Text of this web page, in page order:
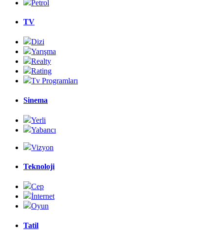
Petrol
TV
Dizi
Yarışma
Realty
Rating
Tv Programları
Sinema
Yerli
Yabancı
Vizyon
Teknoloji
Cep
İnternet
Oyun
Tatil